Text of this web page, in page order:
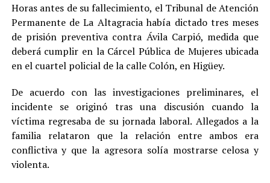
Horas antes de su fallecimiento, el Tribunal de Atención
Permanente de La Altagracia había dictado tres meses
de prisión preventiva contra Ávila Carpió, medida que
deberá cumplir en la Cárcel Pública de Mujeres ubicada
en el cuartel policial de la calle Colón, en Higüey.
De acuerdo con las investigaciones preliminares, el
incidente se originó tras una discusión cuando la
víctima regresaba de su jornada laboral. Allegados a la
familia relataron que la relación entre ambos era
conflictiva y que la agresora solía mostrarse celosa y
violenta.